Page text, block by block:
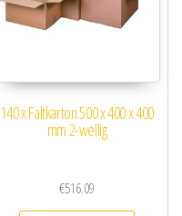
140 x Faltkarton 500 x 400 x 400
mm 2-wellig
€516.09